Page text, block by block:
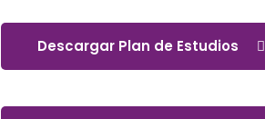
Descargar Plan de Estudios